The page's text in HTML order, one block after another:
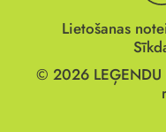
Lietošanas
© 2026